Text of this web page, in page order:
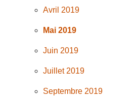
Avril 2019
Mai 2019
Juin 2019
Juillet 2019
Septembre 2019